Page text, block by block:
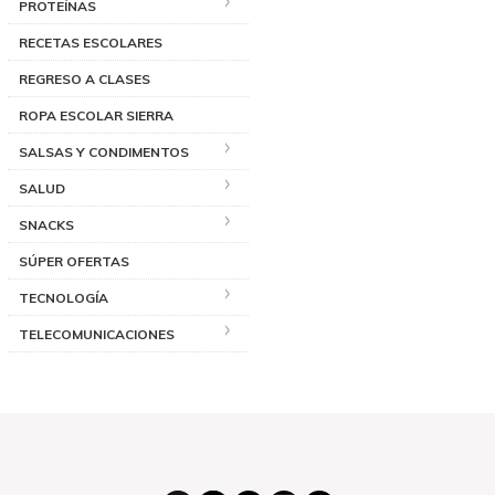
PROTEÍNAS
RECETAS ESCOLARES
REGRESO A CLASES
ROPA ESCOLAR SIERRA
SALSAS Y CONDIMENTOS
SALUD
SNACKS
SÚPER OFERTAS
TECNOLOGÍA
TELECOMUNICACIONES